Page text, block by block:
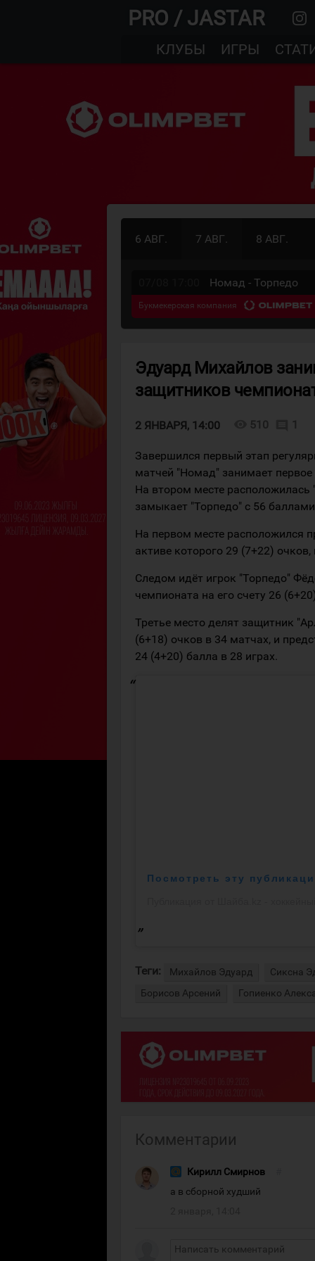
PRO / JASTAR
КЛУБЫ
ИГРЫ
6 АВГ. 7 АВГ. 8 АВГ.
Номад - Торпедо
Букмекерская компания
Эдуард Михайлов
защитников
2 ЯНВАРЯ, 14:00 510 1
Завершился первый этап
матчей "Номад" занимает
На втором месте расположилась
замыкает "Торпедо" с 56
На первом месте расположился
активе которого 29 (7+22)
Следом идёт игрок "Торпедо"
чемпионата на его счету 26
Третье место делят защитник
(6+18) очков в 34 матчах, и
24 (4+20) балла в 28 играх.
Посмотреть эту
Теги: Михайлов Эдуард Сиксна
Борисов Арсений
Гопиенко
Комментарии
Кирилл Смирнов
а в сборной худший